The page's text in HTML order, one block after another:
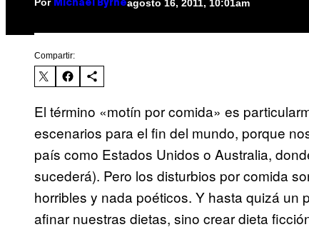
Por Michael Byrneagosto 16, 2011, 10:01am
Compartir:
El término «motín por comida» es
escenarios para el fin del mundo, porque
país como Estados Unidos o Australia,
sucederá). Pero los disturbios por comida
horribles y nada poéticos. Y hasta quizá
afinar nuestras dietas, sino crear dieta